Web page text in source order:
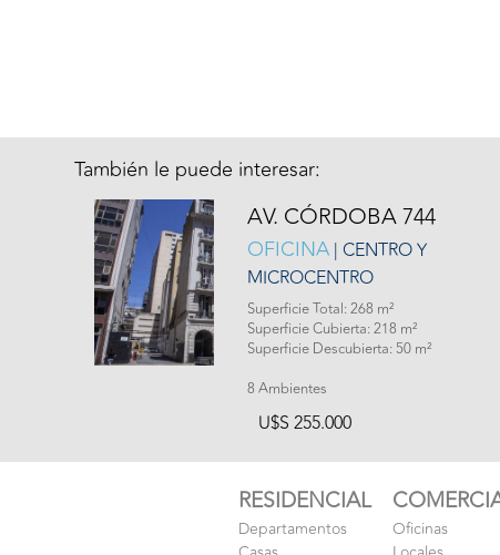
También le puede interesar:
AV. CÓRDOBA 744
OFICINA| CENTRO Y
MICROCENTRO
Superficie Total: 268 m²
Superficie Cubierta: 218 m²
Superficie Descubierta: 50 m²
8 Ambientes
U$S 255.000
RESIDENCIAL
Departamentos
Oficinas